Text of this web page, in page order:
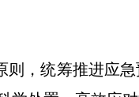
，统筹推进应